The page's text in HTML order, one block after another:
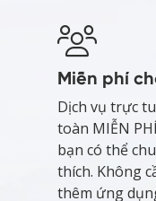
Miễn phí
Dịch vụ trực
toàn MIỄN
bạn có thể
thích. Không
thêm ứng